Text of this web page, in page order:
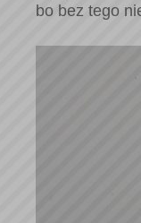
bo bez tego